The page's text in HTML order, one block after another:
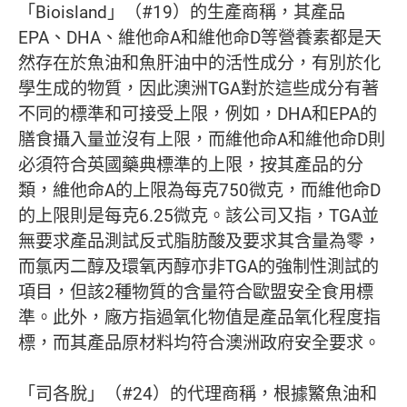
「Bioisland」（#19）的生產商稱，其產品
EPA、DHA、維他命A和維他命D等營養素都是天
然存在於魚油和魚肝油中的活性成分，有別於化
學生成的物質，因此澳洲TGA對於這些成分有著
不同的標準和可接受上限，例如，DHA和EPA的
膳食攝入量並沒有上限，而維他命A和維他命D則
必須符合英國藥典標準的上限，按其產品的分
類，維他命A的上限為每克750微克，而維他命D
的上限則是每克6.25微克。該公司又指，TGA並
無要求產品測試反式脂肪酸及要求其含量為零，
而氯丙二醇及環氧丙醇亦非TGA的強制性測試的
項目，但該2種物質的含量符合歐盟安全食用標
準。此外，廠方指過氧化物值是產品氧化程度指
標，而其產品原材料均符合澳洲政府安全要求。
「司各脫」（#24）的代理商稱，根據鰵魚油和